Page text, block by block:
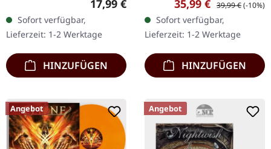
blauen Splattern im
Gatefold-Cover. Bal-
Sagoth liefern…
Regulärer Preis:
17,99 €
Sofort verfügbar,
Lieferzeit: 1-2 Werktage
HINZUFÜGEN
Transparent magenta-
schwarzes Doppel-Vinyl
im Gatefold-Cover. "The
Divine…
Verkaufspreis:
35,99 € 39,99 €(-10%)
Sofort verfügbar,
Lieferzeit: 1-2 Werktage
HINZUFÜGEN
Angebot Angebot